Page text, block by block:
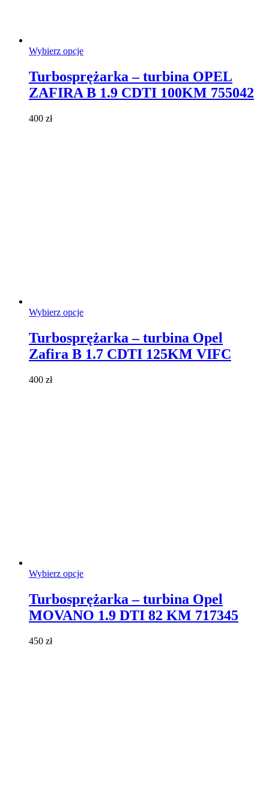
Wybierz opcjeTen
wiele
wariantów.
Turbosprężarka – turbina OPEL
ZAFIRA B 1.9 CDTI 100KM 755042
400 zł
Wybierz opcjeTen
wiele
wariantów.
Turbosprężarka – turbina Opel
Zafira B 1.7 CDTI 125KM VIFC
400 zł
Wybierz opcjeTen
wiele
wariantów.
Turbosprężarka – turbina Opel
MOVANO 1.9 DTI 82 KM 717345
450 zł